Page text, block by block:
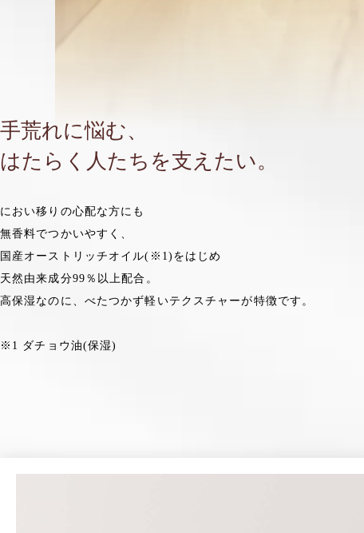
手荒れに悩む、
はたらく人たちを支えたい。
におい移りの心配な方にも
無香料でつかいやすく、
国産オーストリッチオイル(※1)をはじめ
天然由来成分99％以上配合。
高保湿なのに、べたつかず軽いテクスチャーが特徴です。
※1 ダチョウ油(保湿)